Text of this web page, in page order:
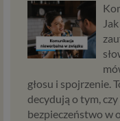
głosu i spojrzenie.
decydują o tym,
bezpieczeństwo w